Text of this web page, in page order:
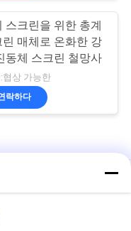
스크린을 위한 총계
린 매체로 온화한 강
동체 스크린 철망사
협상 가능한
락하다
스크린